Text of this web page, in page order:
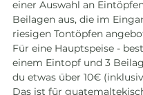
einer Auswahl an
Beilagen aus, die im
riesigen Tontöpfen
Für eine Hauptspeise -
einem Eintopf und 3
du etwas über 10€
Das ist für